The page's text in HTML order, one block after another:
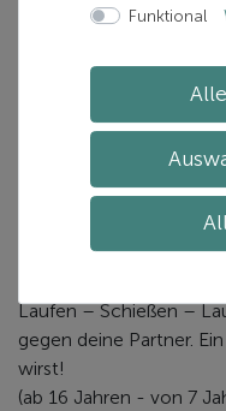
Verbindung zum
Team bei unserem
richtig. Auch hier
Einweisung in das
dem Auffrischen der
Kennenlernen des
Laufen – Schießen –
gegen deine Partner.
wirst!
(ab 16 Jahren - von 7
Funktional